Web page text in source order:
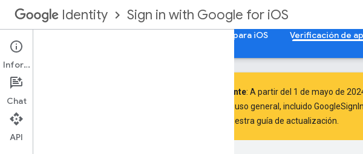
Identity Sign in with Google for iOS
Autorización de la Cuenta de Google para iOS Verificación de
Descripción general
Verificación de aplicaciones para el
Importante: A partir del 1 de mayo de
SDKs de uso general, incluido
nuestra guía de actualización
Información
Chat
API